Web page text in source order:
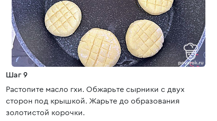
Шаг 9
Растопите масло гхи. Обжарьте сырники с двух
сторон под крышкой. Жарьте до образования
золотистой корочки.